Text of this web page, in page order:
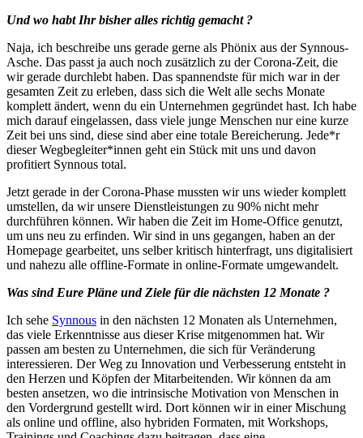
Und wo habt Ihr bisher alles richtig gemacht ?
Naja, ich beschreibe uns gerade gerne als Phönix aus der Synnous-
Asche. Das passt ja auch noch zusätzlich zu der Corona-Zeit, die
wir gerade durchlebt haben. Das spannendste für mich war in der
gesamten Zeit zu erleben, dass sich die Welt alle sechs Monate
komplett ändert, wenn du ein Unternehmen gegründet hast. Ich habe
mich darauf eingelassen, dass viele junge Menschen nur eine kurze
Zeit bei uns sind, diese sind aber eine totale Bereicherung. Jede*r
dieser Wegbegleiter*innen geht ein Stück mit uns und davon
profitiert Synnous total.
Jetzt gerade in der Corona-Phase mussten wir uns wieder komplett
umstellen, da wir unsere Dienstleistungen zu 90% nicht mehr
durchführen können. Wir haben die Zeit im Home-Office genutzt,
um uns neu zu erfinden. Wir sind in uns gegangen, haben an der
Homepage gearbeitet, uns selber kritisch hinterfragt, uns digitalisiert
und nahezu alle offline-Formate in online-Formate umgewandelt.
Was sind Eure Pläne und Ziele für die nächsten 12 Monate ?
Ich sehe Synnous in den nächsten 12 Monaten als Unternehmen,
das viele Erkenntnisse aus dieser Krise mitgenommen hat. Wir
passen am besten zu Unternehmen, die sich für Veränderung
interessieren. Der Weg zu Innovation und Verbesserung entsteht in
den Herzen und Köpfen der Mitarbeitenden. Wir können da am
besten ansetzen, wo die intrinsische Motivation von Menschen in
den Vordergrund gestellt wird. Dort können wir in einer Mischung
als online und offline, also hybriden Formaten, mit Workshops,